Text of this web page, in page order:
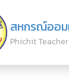
สหกรณ์ออ
Phichit